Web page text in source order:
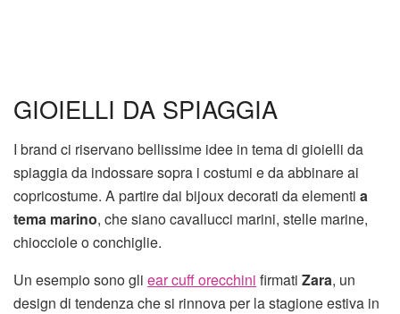
GIOIELLI DA SPIAGGIA
I brand ci riservano bellissime idee in tema di gioielli da
spiaggia da indossare sopra i costumi e da abbinare ai
copricostume. A partire dai bijoux decorati da elementi a
tema marino, che siano cavallucci marini, stelle marine,
chiocciole o conchiglie.
Un esempio sono gli ear cuff orecchini firmati Zara, un
design di tendenza che si rinnova per la stagione estiva in